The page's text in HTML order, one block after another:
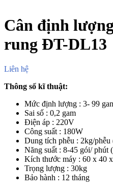
Cân định
rung ĐT-DL13
Liên hệ
Thông số kĩ thuật:
Mức định lượng : 3- 99
Sai số : 0,2 gam
Điện áp : 220V
Công suất : 180W
Dung tích phễu : 2kg/
Năng suất : 8-45 gói/ phút
Kích thước máy : 60 x 40
Trọng lượng : 30kg
Bảo hành : 12 tháng